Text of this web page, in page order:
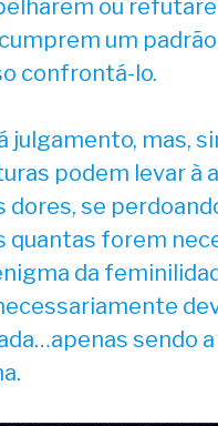
ou
um
confrontá-lo.
julgamento, mas,
podem levar à
dores, se
quantas forem
da
sendo